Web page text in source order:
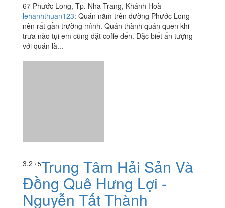
67 Phước Long, Tp. Nha Trang, Khánh Hoà
lehanhthuan123: Quán nằm trên đường Phước Long
nên rất gần trường mình. Quán thành quán quen khi
trưa nào tụi em cũng đặt coffe đến. Đặc biết ấn tượng
với quán là...
ttb.tran:Lần đầu tiên được bạn giới thiệu là qua đây ăn
hải sản. Mình đi ăn sớm nên một mình nên gọi cua gạch
1/2kg, 0,3g Kg ốc hương rang muối ớt, và 2 con...